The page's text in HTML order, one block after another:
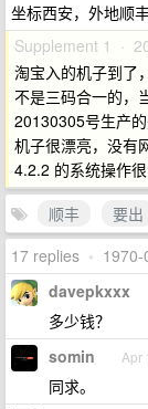
坐标西安，外地顺
Supplement 1 ·
淘宝入的机子到了
不是三码合一的，
20130305号生产
机子很漂亮，没有
4.2.2 的系统操作
顺丰
要出
17 replies •
davepkxxx
多少钱？
somin Apr
同求。